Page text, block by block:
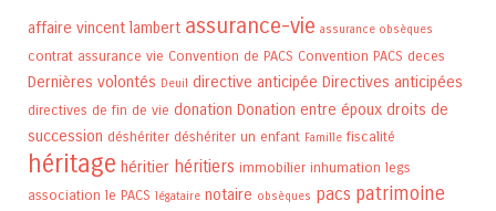
affaire vincent lambert assurance-vie assurance obsèques
contrat assurance vie Convention de PACS Convention PACS deces
Dernières volontés Deuil directive anticipée Directives anticipées
directives de fin de vie donation Donation entre époux droits de
succession déshériter déshériter un enfant Famille fiscalité
héritage héritier héritiers immobilier inhumation legs
association le PACS légataire notaire obsèques pacs patrimoine